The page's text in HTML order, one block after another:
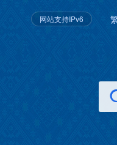
网站支持IPv6